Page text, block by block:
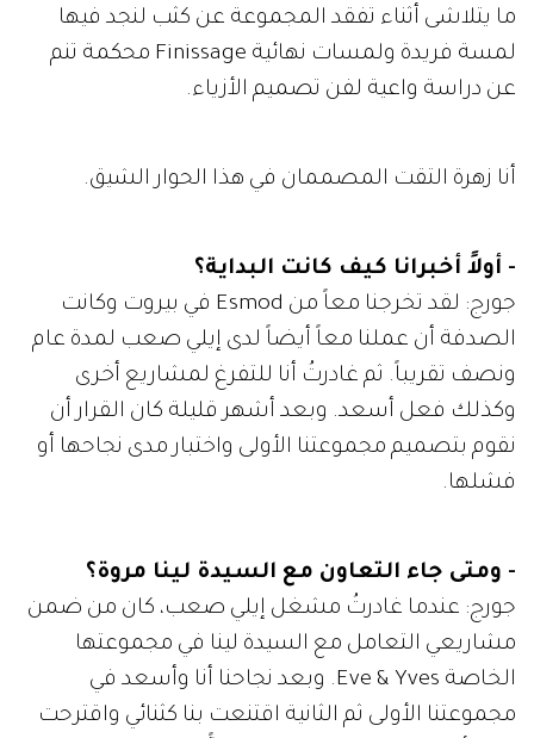
ما يتلاشى أثناء تفقد المجموعة عن كثب لنجد فيها
لمسة فريدة ولمسات نهائية Finissage محكمة تنم
عن دراسة واعية لفن تصميم الأزياء.
أنا زهرة التقت المصممان في هذا الحوار الشيق.
- أولاً أخبرانا كيف كانت البداية؟
جورج: لقد تخرجنا معاً من Esmod في بيروت وكانت
الصدفة أن عملنا معاً أيضاً لدى إيلي صعب لمدة عام
ونصف تقريباً. ثم غادرتُ أنا للتفرغ لمشاريع أخرى
وكذلك فعل أسعد. وبعد أشهر قليلة كان القرار أن
نقوم بتصميم مجموعتنا الأولى واختبار مدى نجاحها أو
فشلها.
- ومتى جاء التعاون مع السيدة لينا مروة؟
جورج: عندما غادرتُ مشغل إيلي صعب، كان من ضمن
مشاريعي التعامل مع السيدة لينا في مجموعتها
الخاصة Eve & Yves. وبعد نجاحنا أنا وأسعد في
مجموعتنا الأولى ثم الثانية اقتنعت بنا كثنائي واقترحت